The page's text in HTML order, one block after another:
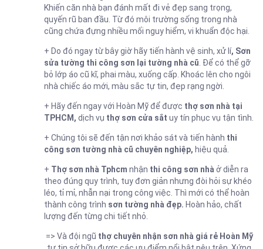
Khiến căn nhà bạn đánh mất đi vẻ đẹp sang trọng,
quyến rũ ban đầu. Từ đó môi trường sống trong nhà
cũng chứa đựng nhiều mối nguy hiểm, vi khuẩn độc hại.
+ Do đó ngay từ bây giờ hãy tiến hành vệ sinh, xử lí, Sơn
sửa tường thi công sơn lại tường nhà cũ. Để có thể gỡ
bỏ lớp áo cũ kĩ, phai màu, xuống cấp. Khoác lên cho ngôi
nhà chiếc áo mới, màu sắc tự tin, đẹp rạng ngời.
+ Hãy đến ngay với Hoàn Mỹ để được thợ sơn nhà tại
TPHCM, dịch vụ thợ sơn cửa sắt uy tín phục vụ tận tình.
+ Chúng tôi sẽ đến tận nơi khảo sát và tiến hành thi
công sơn tường nhà cũ chuyên nghiệp, hiệu quả.
+ Thợ sơn nhà Tphcm nhận thi công sơn nhàở diễn ra
theo đúng quy trình, tuy đơn giản nhưng đòi hỏi sự khéo
léo, tỉ mỉ, nhẫn nại trong công việc. Thì mới có thể hoàn
thành công trình sơn tường nhà đẹp. Hoàn hảo, chất
lượng đến từng chi tiết nhỏ.
=> Và đội ngũ thợ chuyên nhận sơn nhà giá rẻ Hoàn Mỹ